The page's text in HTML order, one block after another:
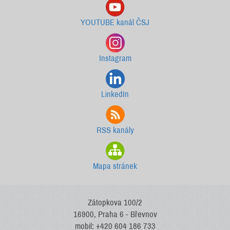
YOUTUBE kanál ČSJ
Instagram
LinkedIn
RSS kanály
Mapa stránek
Zátopkova 100/2
16900, Praha 6 - Břevnov
mobil: +420 604 186 733